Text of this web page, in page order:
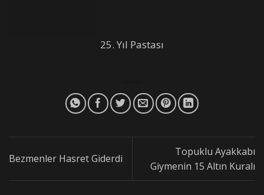
25. Yıl Pastası
Bezmenler Hasret Giderdi
Topuklu Ayakkabı
Giymenin 15 Altın Kuralı